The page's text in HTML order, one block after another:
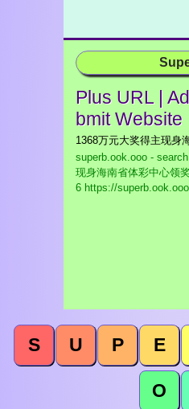
Plus URL |
bmit Website
1368万元大奖得主现身
superb.ook.ooo -
现身海南省体彩中心领奖
6 https://
S U P E
O